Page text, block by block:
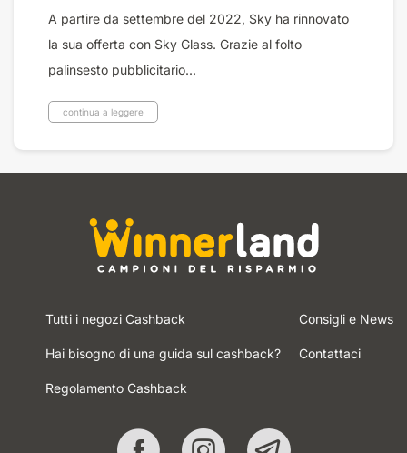
A partire da settembre del 2022, Sky ha rinnovato
la sua offerta con Sky Glass. Grazie al folto
palinsesto pubblicitario...
continua a leggere
Tutti i negozi Cashback
Hai bisogno di una guida sul cashback?
Regolamento Cashback
Consigli e News
Contattaci